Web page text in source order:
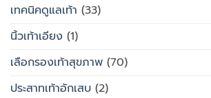
เทคนิคดูแลเท้า (33)
นิ้วเท้าเอียง (1)
เลือกรองเท้าสุขภาพ (70)
ประสาทเท้าอักเสบ (2)